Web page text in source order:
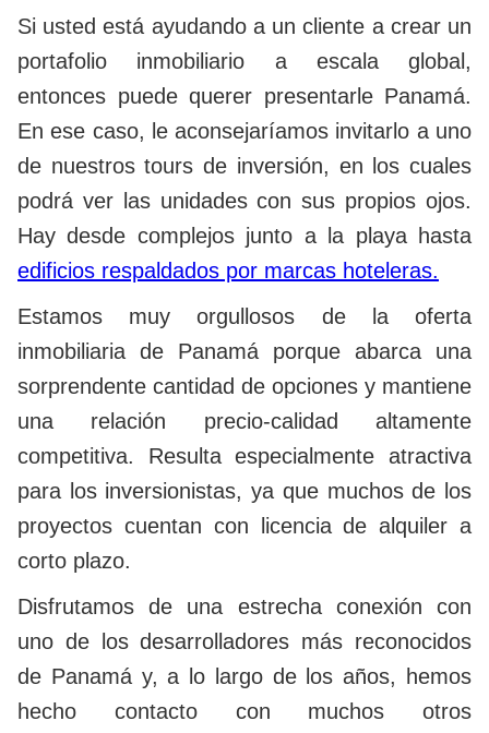
Si usted está ayudando a un cliente a crear un
portafolio inmobiliario a escala global,
entonces puede querer presentarle Panamá.
En ese caso, le aconsejaríamos invitarlo a uno
de nuestros tours de inversión, en los cuales
podrá ver las unidades con sus propios ojos.
Hay desde complejos junto a la playa hasta
edificios respaldados por marcas hoteleras.
Estamos muy orgullosos de la oferta
inmobiliaria de Panamá porque abarca una
sorprendente cantidad de opciones y mantiene
una relación precio-calidad altamente
competitiva. Resulta especialmente atractiva
para los inversionistas, ya que muchos de los
proyectos cuentan con licencia de alquiler a
corto plazo.
Disfrutamos de una estrecha conexión con
uno de los desarrolladores más reconocidos
de Panamá y, a lo largo de los años, hemos
hecho contacto con muchos otros